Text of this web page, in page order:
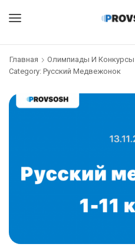
Главная
Олимпиады И Конкурсы
Category: Русский Медвежонок